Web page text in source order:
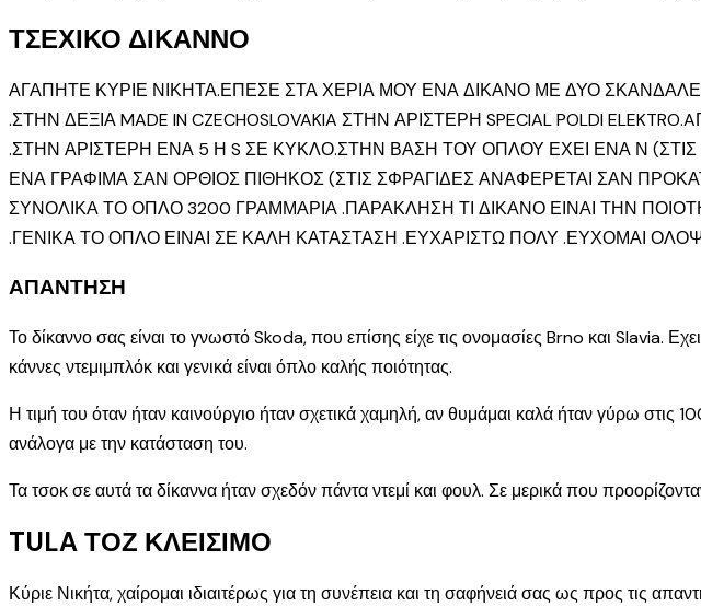
ΤΣΕΧΙΚΟ ΔΙΚΑΝΝΟ
ΑΓΑΠΗΤΕ ΚΥΡΙΕ ΝΙΚΗΤΑ.ΕΠΕΣΕ ΣΤΑ ΧΕΡΙΑ ΜΟΥ ΕΝΑ ΔΙΚΑΝΟ ΜΕ ΔΥΟ
.ΣΤΗΝ ΔΕΞΙΑ MADE IN CZECHOSLOVAKIA ΣΤΗΝ ΑΡΙΣΤΕΡΗ SPECIAL POLDI
.ΣΤΗΝ ΑΡΙΣΤΕΡΗ ΕΝΑ 5 Η S ΣΕ ΚΥΚΛΟ.ΣΤΗΝ ΒΑΣΗ ΤΟΥ ΟΠΛΟΥ ΕΧΕΙ ΕΝΑ Ν
ΕΝΑ ΓΡΑΦΙΜΑ ΣΑΝ ΟΡΘΙΟΣ ΠΙΘΗΚΟΣ (ΣΤΙΣ ΣΦΡΑΓΙΔΕΣ ΑΝΑΦΕΡΕΤΑΙ ΣΑΝ
ΣΥΝΟΛΙΚΑ ΤΟ ΟΠΛΟ 3200 ΓΡΑΜΜΑΡΙΑ .ΠΑΡΑΚΛΗΣΗ ΤΙ ΔΙΚΑΝΟ ΕΙΝΑΙ ΤΗΝ
.ΓΕΝΙΚΑ ΤΟ ΟΠΛΟ ΕΙΝΑΙ ΣΕ ΚΑΛΗ ΚΑΤΑΣΤΑΣΗ .ΕΥΧΑΡΙΣΤΩ ΠΟΛΥ .ΕΥΧΟΜΑΙ
ΑΠΑΝΤΗΣΗ
Το δίκαννο σας είναι το γνωστό Skoda, που επίσης είχε τις ονομασίες Brno και Slavia.
κάννες ντεμιμπλόκ και γενικά είναι όπλο καλής ποιότητας.
Η τιμή του όταν ήταν καινούργιο ήταν σχετικά χαμηλή, αν θυμάμαι καλά ήταν γύρω
ανάλογα με την κατάσταση του.
Τα τσοκ σε αυτά τα δίκαννα ήταν σχεδόν πάντα ντεμί και φουλ. Σε μερικά που
TULA ΤΟΖ ΚΛΕΙΣΙΜΟ
Κύριε Νικήτα, χαίρομαι ιδιαιτέρως για τη συνέπεια και τη σαφήνειά σας ως προς τις